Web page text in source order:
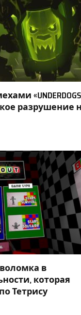
разрушение
в
которая
Тетрису